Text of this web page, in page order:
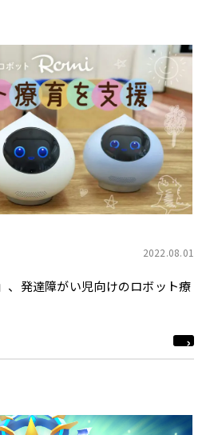
2022.08.01
、発達障がい児向けのロボット療